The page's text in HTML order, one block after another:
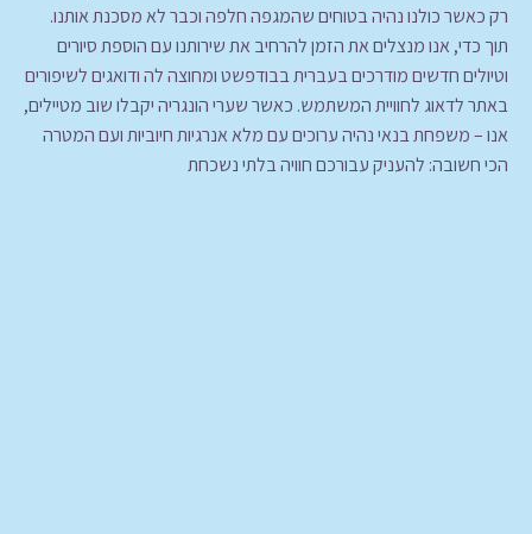
רק כאשר כולנו נהיה בטוחים שהמגפה חלפה וכבר לא מסכנת אותנו.
תוך כדי, אנו מנצלים את הזמן להרחיב את שירותנו עם הוספת סיורים
וטיולים חדשים מודרכים בעברית בבודפשט ומחוצה לה ודואגים לשיפורים
באתר לדאוג לחוויית המשתמש. כאשר שערי הונגריה יקבלו שוב מטיילים,
אנו – משפחת בנאי נהיה ערוכים עם מלא אנרגיות חיוביות ועם המטרה
הכי חשובה: להעניק עבורכם חוויה בלתי נשכחת